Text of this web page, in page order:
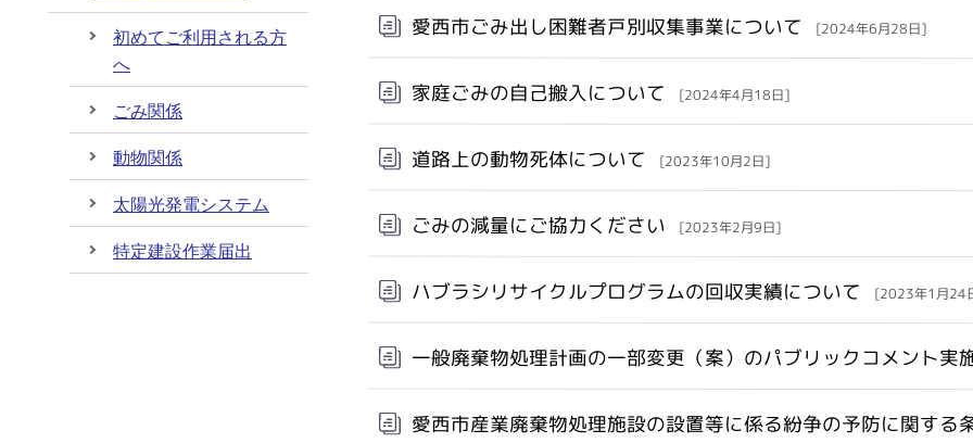
愛西市ごみ出し困難者戸別収集事業について [2024年6月28日]
家庭ごみの自己搬入について [2024年4月18日]
道路上の動物死体について [2023年10月2日]
ごみの減量にご協力ください [2023年2月9日]
ハブラシリサイクルプログラムの回収実績について [2023年1月24
一般廃棄物処理計画の一部変更（案）のパブリックコメント実
愛西市産業廃棄物処理施設の設置等に係る紛争の予防に関する
初めてご利用される方
へ
ごみ関係
動物関係
太陽光発電システム
特定建設作業届出